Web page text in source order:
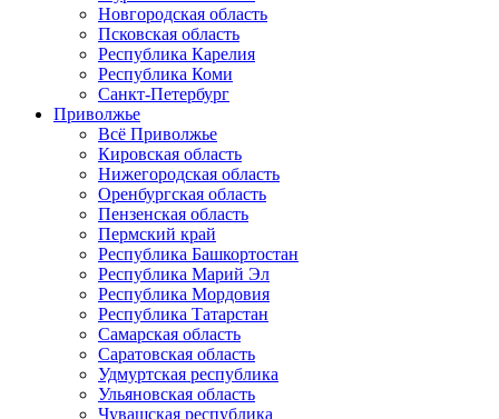
Новгородская область
Псковская область
Республика Карелия
Республика Коми
Санкт-Петербург
Приволжье
Всё Приволжье
Кировская область
Нижегородская область
Оренбургская область
Пензенская область
Пермский край
Республика Башкортостан
Республика Марий Эл
Республика Мордовия
Республика Татарстан
Самарская область
Саратовская область
Удмуртская республика
Ульяновская область
Чувашская республика